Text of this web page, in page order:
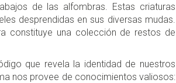
de las alfombras. Estas criaturas
desprendidas en sus diversas mudas.
constituye una colección de restos de
que revela la identidad de nuestros
nos provee de conocimientos valiosos: